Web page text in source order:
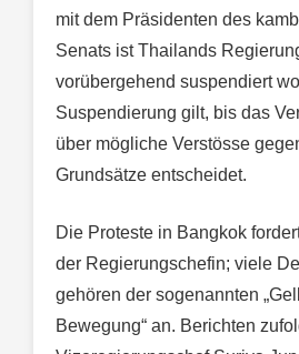
mit dem Präsidenten des
Senats ist Thailands
vorübergehend suspendiert
Suspendierung gilt, bis das
über mögliche Verstösse
Grundsätze entscheidet.
Die Proteste in Bangkok
der Regierungschefin; viele
gehören der sogenannten
Bewegung“ an. Berichten